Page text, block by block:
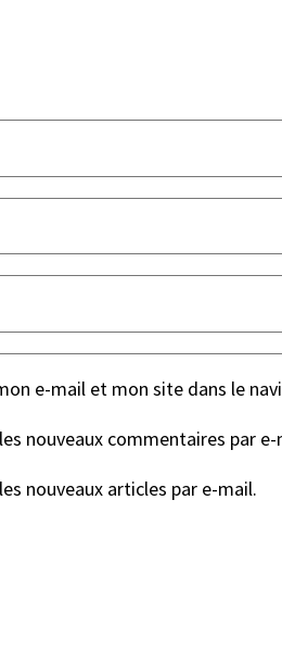
e-mail et mon site dans le
nouveaux commentaires par e-
nouveaux articles par e-mail.